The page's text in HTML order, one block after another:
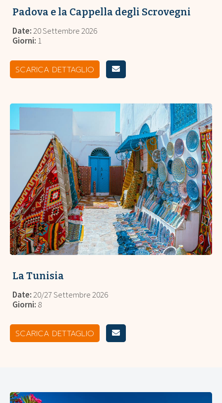
Padova e la Cappella degli Scrovegni
Date:20 Settembre 2026
Giorni: 1
SCARICA DETTAGLIO
La Tunisia
Date:20/27 Settembre 2026
Giorni: 8
SCARICA DETTAGLIO